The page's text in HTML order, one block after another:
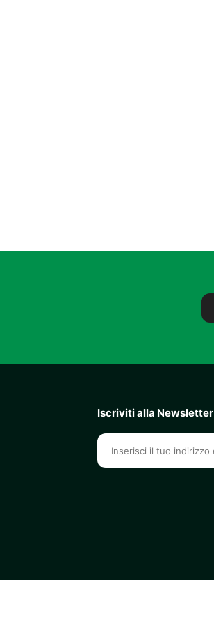
Iscriviti alla Newsletter